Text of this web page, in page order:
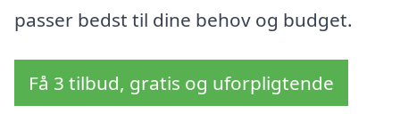
passer bedst til dine behov og budget.
Få 3 tilbud, gratis og uforpligtende